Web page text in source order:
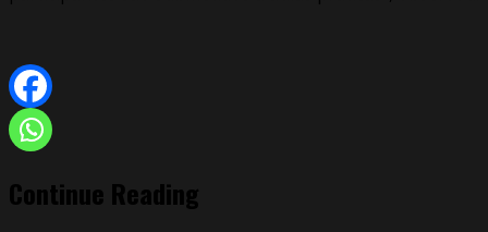
Continue Reading